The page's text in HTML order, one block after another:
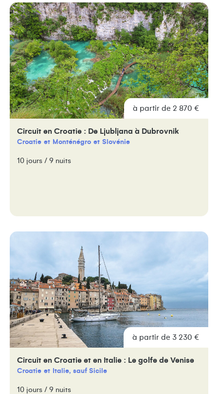
à partir de 2 870 €
Circuit en Croatie : De Ljubljana à Dubrovnik
Croatie Monténégro Slovénie
10 jours / 9 nuits
à partir de 3 230 €
Circuit en Croatie et en Italie : Le golfe de Venise
Croatie Italie, sauf Sicile
10 jours / 9 nuits